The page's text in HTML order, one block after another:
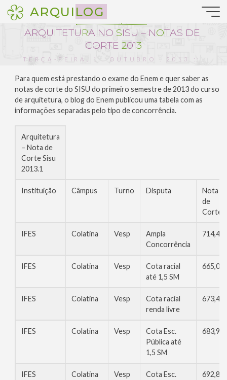
Pular
para
conteúdo
ARQUILOG
Notícias da Arquitetura
AR
R Q Q
UITETURA N N
O SISU – N N
OTAS S
D D
E
CO
O RTE 2013
TERÇA-FEIRA, 1 . OUTUBRO . 2013 ::
Para quem está prestando o exame do Enem e quer saber as
notas de corte do SISU do primeiro semestre de 2013 do curso
de arquitetura, o blog do Enem publicou uma tabela com as
informações separadas pelo tipo de concorrência.
Arquitetura
– Nota de
Corte Sisu
2013.1
Instituição Câmpus Turno Disputa
Nota
de
Corte
IFES Colatina Vesp
Ampla
Concorrência
714,40
IFES Colatina Vesp
Cota racial
até 1,5 SM
665,02
IFES Colatina Vesp
Cota racial
renda livre
673,46
IFES Colatina Vesp
Cota Esc.
Pública até
1,5 SM
683,90
IFES Colatina Vesp
Cota Esc.
692,80